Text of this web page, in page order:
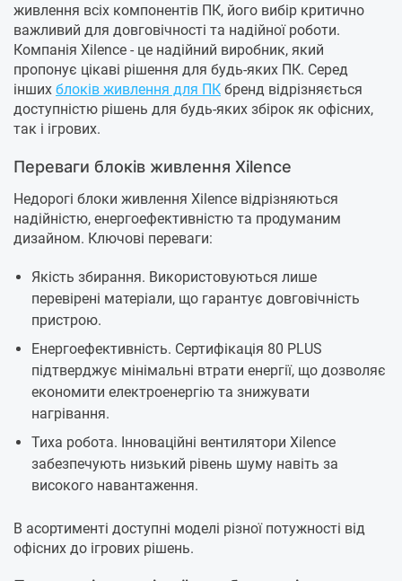
живлення всіх компонентів ПК, його вибір критично
важливий для довговічності та надійної роботи.
Компанія Xilence - це надійний виробник, який
пропонує цікаві рішення для будь-яких ПК. Серед
інших блоків живлення для ПК бренд відрізняється
доступністю рішень для будь-яких збірок як офісних,
так і ігрових.
Переваги блоків живлення Xilence
Недорогі блоки живлення Xilence відрізняються
надійністю, енергоефективністю та продуманим
дизайном. Ключові переваги:
Якість збирання. Використовуються лише
перевірені матеріали, що гарантує довговічність
пристрою.
Енергоефективність. Сертифікація 80 PLUS
підтверджує мінімальні втрати енергії, що дозволяє
економити електроенергію та знижувати
нагрівання.
Тиха робота. Інноваційні вентилятори Xilence
забезпечують низький рівень шуму навіть за
високого навантаження.
В асортименті доступні моделі різної потужності від
офісних до ігрових рішень.